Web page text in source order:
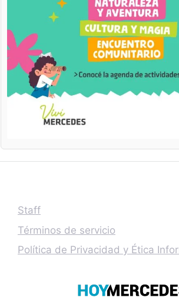
Staff
Términos de servicio
Política de Privacidad y Ética